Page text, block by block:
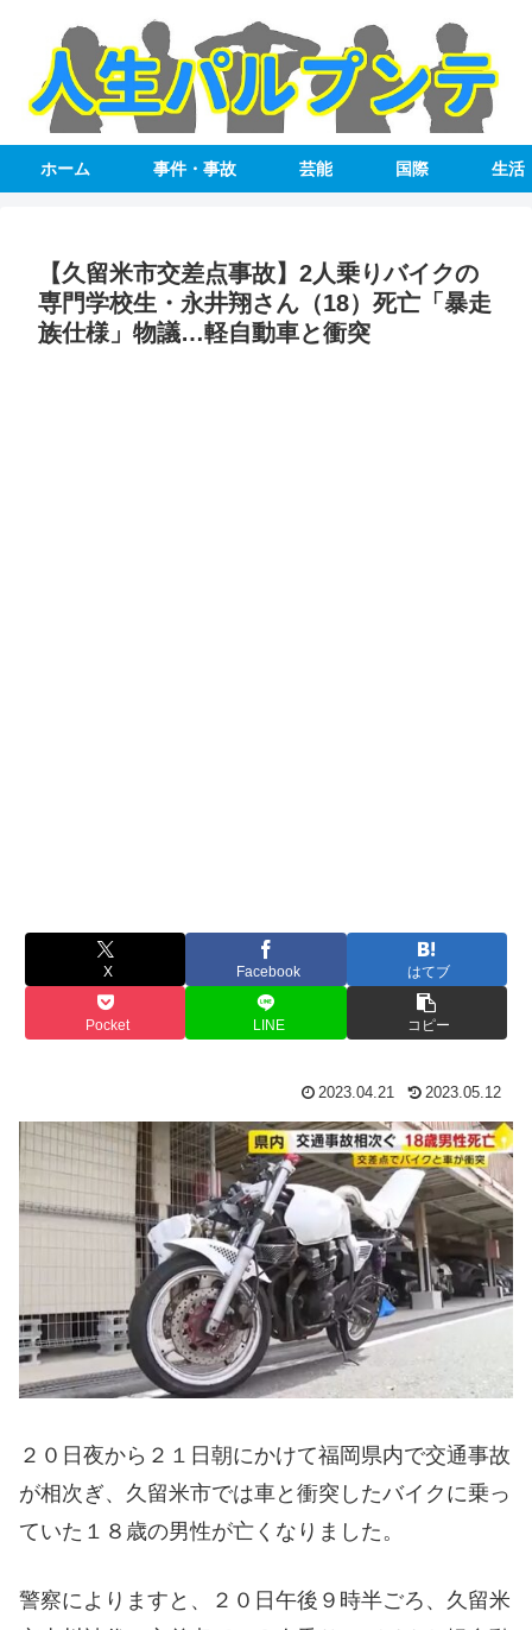
ホーム 事件・事故 芸能 国際 生活
【久留米市交差点事故】2人乗りバイクの
専門学校生・永井翔さん（18）死亡「暴走
族仕様」物議…軽自動車と衝突
X Facebook はてブ
Pocket LINE コピー
2023.04.21 2023.05.12
２０日夜から２１日朝にかけて福岡県内で交通事故
が相次ぎ、久留米市では車と衝突したバイクに乗っ
ていた１８歳の男性が亡くなりました。
警察によりますと、２０日午後９時半ごろ、久留米